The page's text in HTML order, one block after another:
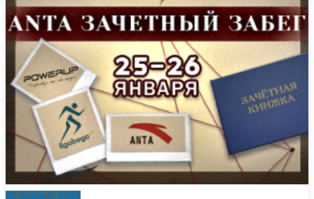
25 января, 2025